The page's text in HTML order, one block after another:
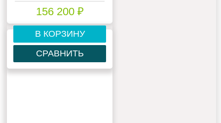
FREE MATCH
3U70S2SL5FA
156 200 ₽
В КОРЗИНУ
СРАВНИТЬ